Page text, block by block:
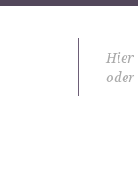
Hier
oder